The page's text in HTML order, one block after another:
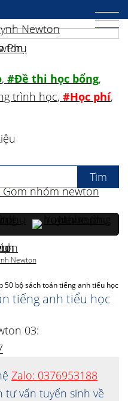
50 bộ sách toán tiếng anh tiểu học
tiếng anh tiểu học
03:
Zalo: 0376953188
vấn tuyển sinh về
, #Đề thi học bổng,
trình học, #Học phí,
Newton